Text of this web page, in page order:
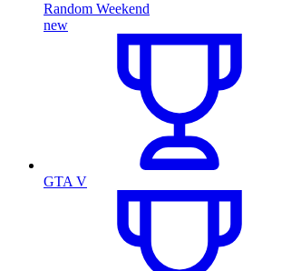
Random Weekend
new
GTA V